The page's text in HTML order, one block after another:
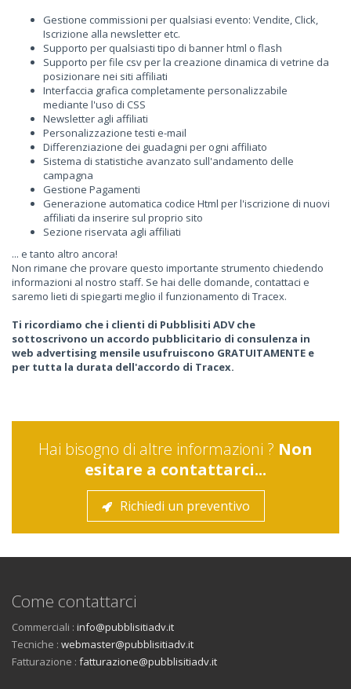
Gestione commissioni per qualsiasi evento: Vendite, Click,
Iscrizione alla newsletter etc.
Supporto per qualsiasti tipo di banner html o flash
Supporto per file csv per la creazione dinamica di vetrine da
posizionare nei siti affiliati
Interfaccia grafica completamente personalizzabile
mediante l'uso di CSS
Newsletter agli affiliati
Personalizzazione testi e-mail
Differenziazione dei guadagni per ogni affiliato
Sistema di statistiche avanzato sull'andamento delle
campagna
Gestione Pagamenti
Generazione automatica codice Html per l'iscrizione di nuovi
affiliati da inserire sul proprio sito
Sezione riservata agli affiliati
... e tanto altro ancora!
Non rimane che provare questo importante strumento chiedendo
informazioni al nostro staff. Se hai delle domande, contattaci e
saremo lieti di spiegarti meglio il funzionamento di Tracex.
Ti ricordiamo che i clienti di Pubblisiti ADV che
sottoscrivono un accordo pubblicitario di consulenza in
web advertising mensile usufruiscono GRATUITAMENTE e
per tutta la durata dell'accordo di Tracex.
Hai bisogno di altre informazioni ? Non
esitare a contattarci...
Richiedi un preventivo
Come contattarci
Commerciali : info@pubblisitiadv.it
Tecniche : webmaster@pubblisitiadv.it
Fatturazione : fatturazione@pubblisitiadv.it